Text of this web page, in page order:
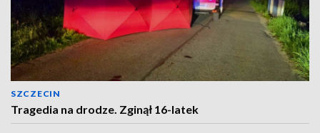
SZCZECIN
Tragedia na drodze. Zginął 16-latek